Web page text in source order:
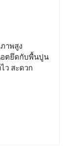
าพสูง
อตยึดกับพื้นปูน
ว สะดวก